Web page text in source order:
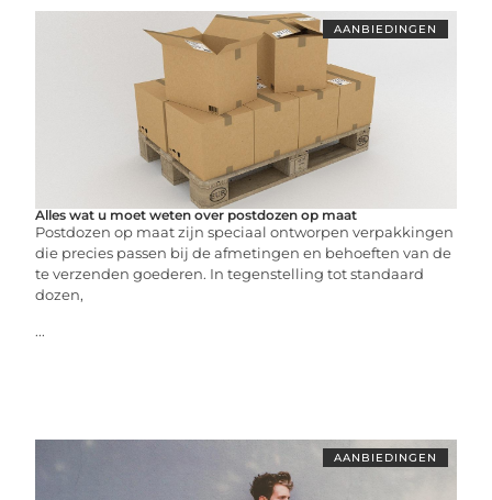
AANBIEDINGEN
Alles wat u moet weten over postdozen op maat
Postdozen op maat zijn speciaal ontworpen verpakkingen
die precies passen bij de afmetingen en behoeften van de
te verzenden goederen. In tegenstelling tot standaard
dozen,
...
AANBIEDINGEN